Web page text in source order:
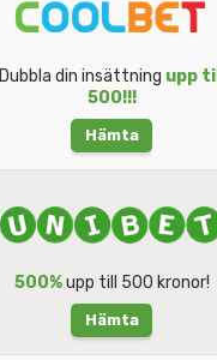
Dubbla din insättning upp till
500!!!
Hämta
500%upp till 500 kronor!
Hämta